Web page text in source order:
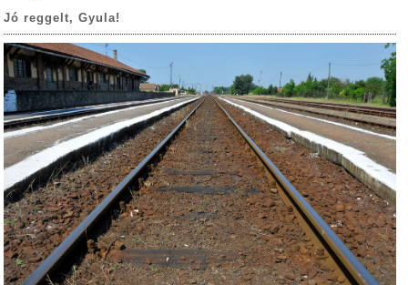
Jó reggelt, Gyula!